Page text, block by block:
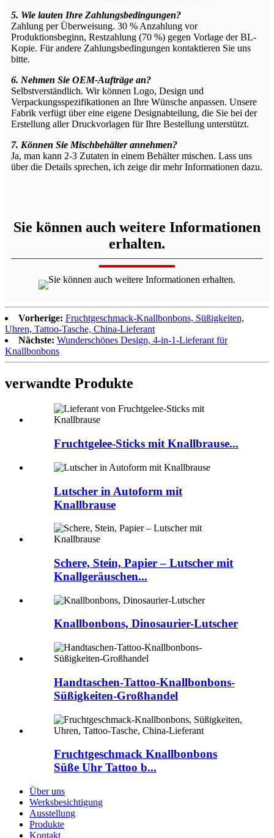
5. Wie lauten Ihre Zahlungsbedingungen?
Zahlung per Überweisung. 30 % Anzahlung vor
Produktionsbeginn, Restzahlung (70 %) gegen Vorlage der BL-
Kopie. Für andere Zahlungsbedingungen kontaktieren Sie uns
bitte.
6. Nehmen Sie OEM-Aufträge an?
Selbstverständlich. Wir können Logo, Design und
Verpackungsspezifikationen an Ihre Wünsche anpassen. Unsere
Fabrik verfügt über eine eigene Designabteilung, die Sie bei der
Erstellung aller Druckvorlagen für Ihre Bestellung unterstützt.
7. Können Sie Mischbehälter annehmen?
Ja, man kann 2-3 Zutaten in einem Behälter mischen. Lass uns
über die Details sprechen, ich zeige dir mehr Informationen dazu.
Sie können auch weitere Informationen
erhalten.
Vorherige: Fruchtgeschmack-Knallbonbons, Süßigkeiten,
Uhren, Tattoo-Tasche, China-Lieferant
Nächste: Wunderschönes Design, 4-in-1-Lieferant für
Knallbonbons
verwandte Produkte
Fruchtgelee-Sticks mit Knallbrause...
Lutscher in Autoform mit
Knallbrause
Schere, Stein, Papier – Lutscher mit
Knallgeräuschen...
Knallbonbons, Dinosaurier-Lutscher
Handtaschen-Tattoo-Knallbonbons-
Süßigkeiten-Großhandel
Fruchtgeschmack Knallbonbons
Süße Uhr Tattoo b...
Über uns
Werksbesichtigung
Ausstellung
Produkte
Kontakt